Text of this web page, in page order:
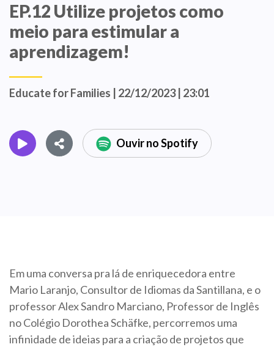
EP.12 Utilize projetos como
meio para estimular a
aprendizagem!
Educate for Families | 22/12/2023 | 23:01
Ouvir no Spotify
Em uma conversa pra lá de enriquecedora entre
Mario Laranjo, Consultor de Idiomas da Santillana, e o
professor Alex Sandro Marciano, Professor de Inglês
no Colégio Dorothea Schäfke, percorremos uma
infinidade de ideias para a criação de projetos que